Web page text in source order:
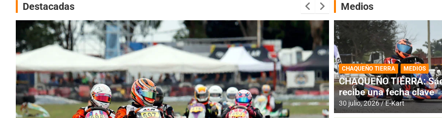
Destacadas Medios
CHAQUEÑO TIERRA MEDIOS
CHAQUEÑO TIERRA:
recibe una fecha clave
30 julio, 2026 E-Kart